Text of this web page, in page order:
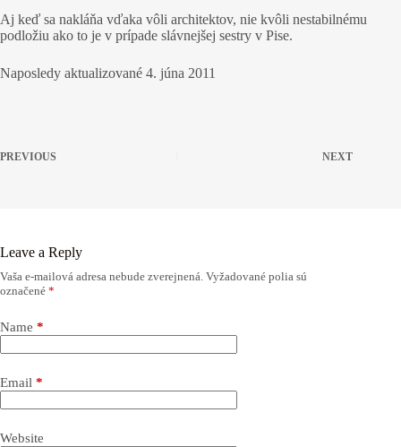
Aj keď sa nakláňa vďaka vôli architektov, nie kvôli nestabilnému
podložiu ako to je v prípade slávnejšej sestry v Pise.
Naposledy aktualizované 4. júna 2011
PREVIOUS NEXT
Leave a Reply
Vaša e-mailová adresa nebude zverejnená. Vyžadované polia sú
označené *
Name *
Email *
Website